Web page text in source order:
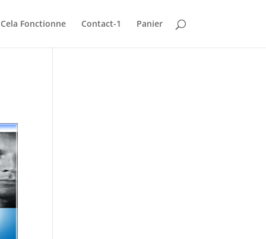
Fonctionne Contact-1 Panier